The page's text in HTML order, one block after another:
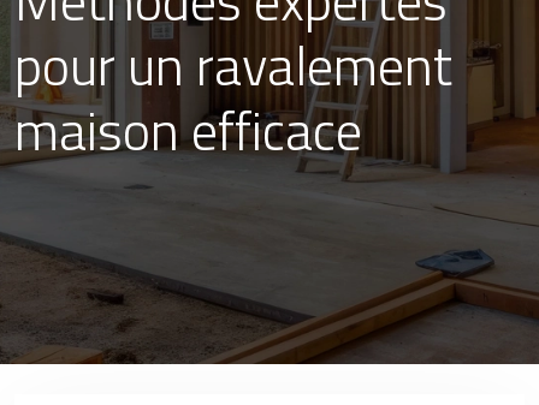
pour un ravalement
maison efficace